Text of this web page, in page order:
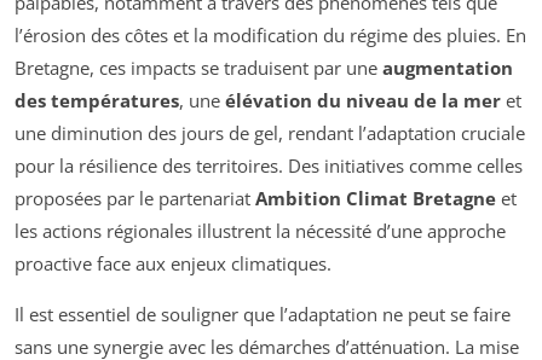
l’érosion des côtes et la modification du régime des pluies. En
Bretagne, ces impacts se traduisent par une augmentation
des températures, une élévation du niveau de la mer et
une diminution des jours de gel, rendant l’adaptation cruciale
pour la résilience des territoires. Des initiatives comme celles
proposées par le partenariat Ambition Climat Bretagne et
les actions régionales illustrent la nécessité d’une approche
proactive face aux enjeux climatiques.
Il est essentiel de souligner que l’adaptation ne peut se faire
sans une synergie avec les démarches d’atténuation. La mise